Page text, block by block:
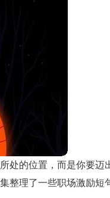
处的位置，而是你要迈
整理了一些职场激励短